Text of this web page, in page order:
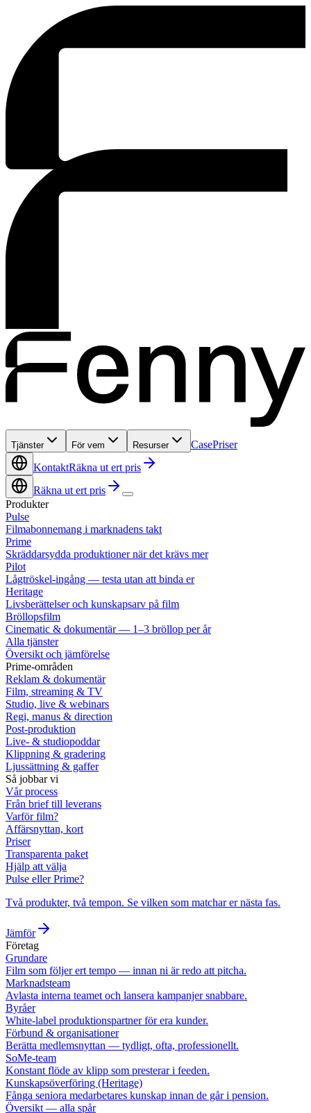
Tjänster För vem Resurser CasePriser
KontaktRäkna ut ert pris
Räkna ut ert pris
Produkter
Pulse
Filmabonnemang i marknadens takt
Prime
Skräddarsydda produktioner när det krävs mer
Pilot
Lågtröskel-ingång — testa utan att binda er
Heritage
Livsberättelser och kunskapsarv på film
Bröllopsfilm
Cinematic & dokumentär — 1–3 bröllop per år
Alla tjänster
Översikt och jämförelse
Prime-områden
Reklam & dokumentär
Film, streaming & TV
Studio, live & webinars
Regi, manus & direction
Post-produktion
Live- & studiopoddar
Klippning & gradering
Ljussättning & gaffer
Så jobbar vi
Vår process
Från brief till leverans
Varför film?
Affärsnyttan, kort
Priser
Transparenta paket
Hjälp att välja
Pulse eller Prime?
Två produkter, två tempon. Se vilken som matchar er nästa fas.
Jämför
Företag
Grundare
Film som följer ert tempo — innan ni är redo att pitcha.
Marknadsteam
Avlasta interna teamet och lansera kampanjer snabbare.
Byråer
White-label produktionspartner för era kunder.
Förbund & organisationer
Berätta medlemsnyttan — tydligt, ofta, professionellt.
SoMe-team
Konstant flöde av klipp som presterar i feeden.
Kunskapsöverföring (Heritage)
Fånga seniora medarbetares kunskap innan de går i pension.
Översikt — alla spår